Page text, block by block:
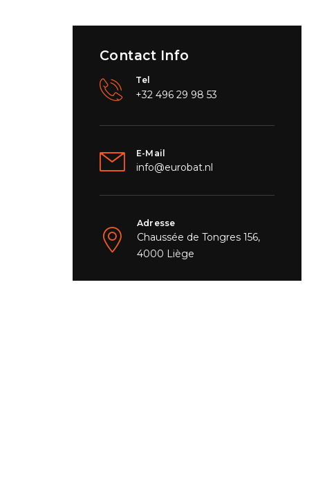
Contact Info
Tel
+32 496 29 98 53
E-Mail
info@eurobat.nl
Adresse
Chaussée de Tongres 156,
4000 Liège